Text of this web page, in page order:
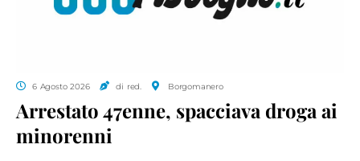
6 Agosto 2026 di red. Borgomanero
Arrestato 47enne, spacciava droga ai
minorenni